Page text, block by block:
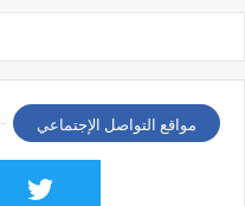
مواقع التواصل الإجتماعي